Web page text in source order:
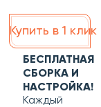
Купить в 1 клик
БЕСПЛАТНАЯ
СБОРКА И
НАСТРОЙКА!
Каждый